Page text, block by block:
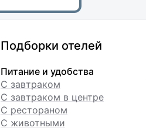
Подборки отелей
Питание и удобства
С завтраком
С завтраком в центре
С рестораном
С животными